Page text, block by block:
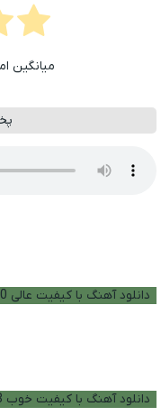
میانگین
دانلود آهنگ با کیفیت عالی 320
دانلود آهنگ با کیفیت خوب 128